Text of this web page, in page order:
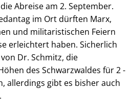
Abreise am 2. September.
im Ort dürften Marx,
und militaristischen Feiern
erleichtert haben. Sicherlich
Dr. Schmitz, die
des Schwarzwaldes für 2 -
allerdings gibt es bisher auch